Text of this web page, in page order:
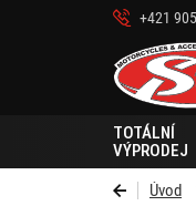
+421
Styx-
cz
TOTÁLNÍ
VÝPRODEJ
Úvod